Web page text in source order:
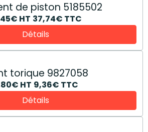
de piston 5185502
HT 37,74€ TTC
Détails
torique 9827058
HT 9,36€ TTC
Détails